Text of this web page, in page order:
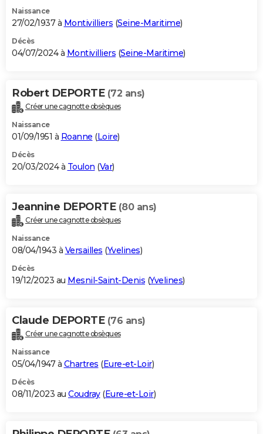
Naissance
27/02/1937 à Montivilliers (Seine-Maritime)
Décès
04/07/2024 à Montivilliers (Seine-Maritime)
Robert DEPORTE (72 ans)
Créer une cagnotte obsèques
Naissance
01/09/1951 à Roanne (Loire)
Décès
20/03/2024 à Toulon (Var)
Jeannine DEPORTE (80 ans)
Créer une cagnotte obsèques
Naissance
08/04/1943 à Versailles (Yvelines)
Décès
19/12/2023 au Mesnil-Saint-Denis (Yvelines)
Claude DEPORTE (76 ans)
Créer une cagnotte obsèques
Naissance
05/04/1947 à Chartres (Eure-et-Loir)
Décès
08/11/2023 au Coudray(Eure-et-Loir)